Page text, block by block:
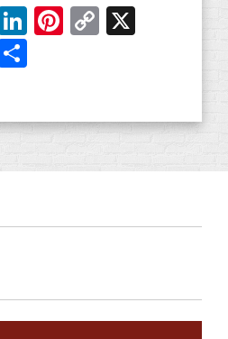
LinkedIn
Pinterest
Copy